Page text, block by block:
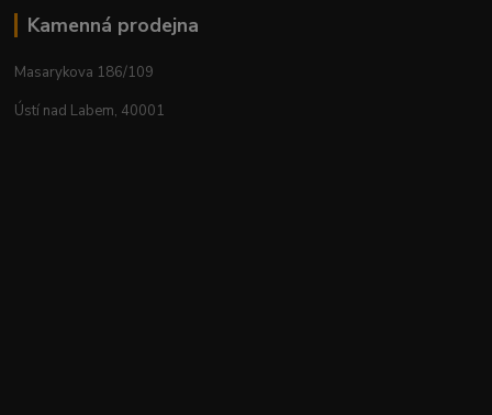
Kamenná prodejna
Masarykova 186/109
Ústí nad Labem, 40001